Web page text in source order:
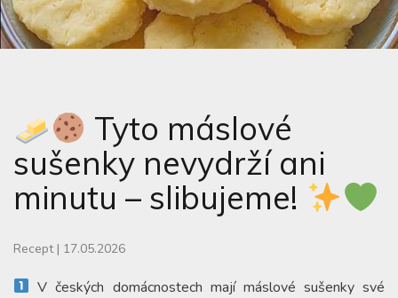
Tyto máslové
sušenky nevydrží ani
minutu – slibujeme!
Recept | 17.05.2026
V českých domácnostech mají máslové sušenky své